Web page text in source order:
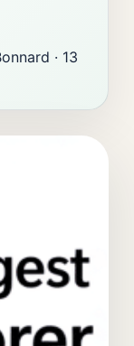
· 13